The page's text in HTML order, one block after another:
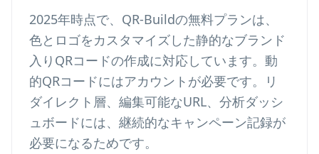
2025年時点で、QR-Buildの無料プランは、
色とロゴをカスタマイズした静的なブランド
入りQRコードの作成に対応しています。動
的QRコードにはアカウントが必要です。リ
ダイレクト層、編集可能なURL、分析ダッシ
ュボードには、継続的なキャンペーン記録が
必要になるためです。